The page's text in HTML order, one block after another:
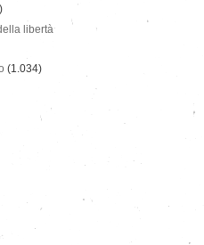
libertà
(1.034)